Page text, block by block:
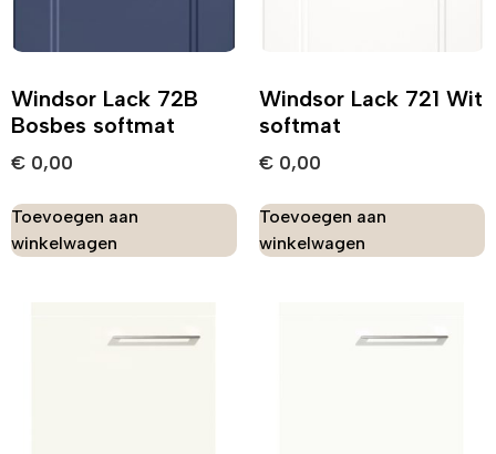
Windsor Lack 72B
Bosbes softmat
€ 0,00
Toevoegen aan
winkelwagen
Windsor Lack 721 Wit
softmat
€ 0,00
Toevoegen aan
winkelwagen